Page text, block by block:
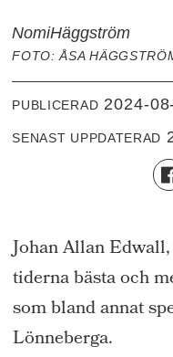
NomiHäggström
FOTO: ÅSA
PUBLICERAD 2024-
SENAST UPPDATERAD
Johan Allan
tiderna bästa och
som bland annat
Lönneberga.